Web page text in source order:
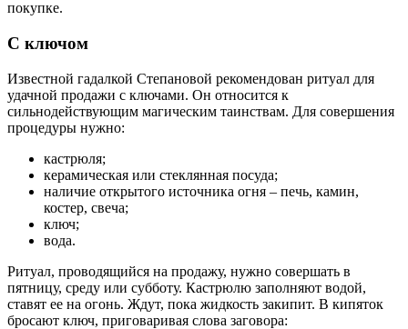
покупке.
С ключом
Известной гадалкой Степановой рекомендован ритуал для
удачной продажи с ключами. Он относится к
сильнодействующим магическим таинствам. Для совершения
процедуры нужно:
кастрюля;
керамическая или стеклянная посуда;
наличие открытого источника огня – печь, камин,
костер, свеча;
ключ;
вода.
Ритуал, проводящийся на продажу, нужно совершать в
пятницу, среду или субботу. Кастрюлю заполняют водой,
ставят ее на огонь. Ждут, пока жидкость закипит. В кипяток
бросают ключ, приговаривая слова заговора: